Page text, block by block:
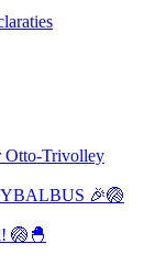
Otto-Trivolley
🎉🏐
🏐🐣